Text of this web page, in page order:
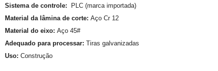
Sistema de controle:
PLC (marca importada)
Material da lâmina de corte: Aço Cr 12
Material do eixo: Aço 45#
Adequado para processar: Tiras galvanizadas
Uso: Construção